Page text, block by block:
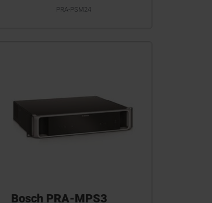
PRA-PSM24
Bosch PRA-MPS3